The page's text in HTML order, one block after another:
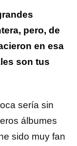
pero, de
en esa
son tus
sería sin
álbumes
sido muy fan